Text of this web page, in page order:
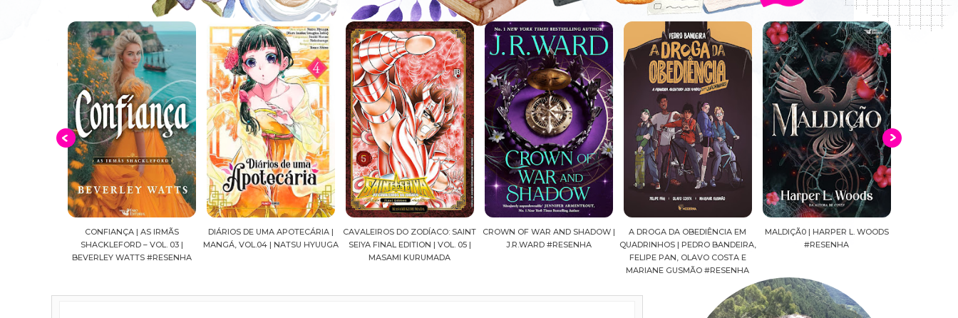
CONFIANÇA | AS IRMÃS
SHACKLEFORD – VOL. 03 |
BEVERLEY WATTS #RESENHA
DIÁRIOS DE UMA APOTECÁRIA |
MANGÁ, VOL.04 | NATSU HYUUGA
CAVALEIROS DO ZODÍACO: SAINT
SEIYA FINAL EDITION | VOL. 05 |
MASAMI KURUMADA
CROWN OF WAR AND SHADOW |
J.R.WARD #RESENHA
A DROGA DA OBEDIÊNCIA EM
QUADRINHOS | PEDRO BANDEIRA,
FELIPE PAN, OLAVO COSTA E
MARIANE GUSMÃO #RESENHA
MALDIÇÃ0 | HARPER L. WOODS
#RESENHA